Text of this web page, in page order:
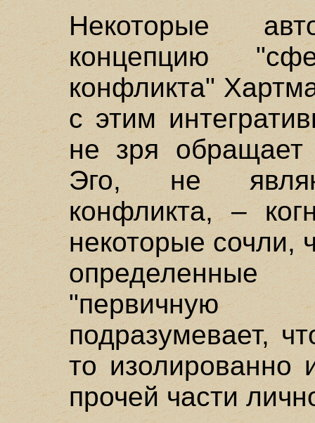
Некоторые
концепцию
конфликта"
с этим
не зря
Эго, не
конфликта, –
некоторые сочли,
"первичную
подразумевает,
то изолированно
прочей части